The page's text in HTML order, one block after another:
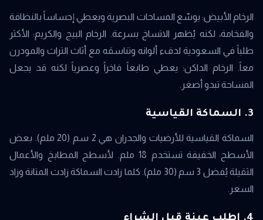
الرخام الأبيض: يوسّع المساحات البصرية ويعطي إحساساً بالنظافة
والفخامة، لكنه يُظهر الاتساخ بسرعة. الرخام البيج والكريم: الأكثر
طلباً في السعودية لدفء ألوانه وتناسقه مع أثاث التراث والمودرن
معاً. الرخام الداكن: يعطي طابعاً فاخراً وعصرياً لكنه قد يجعل
المساحة تبدو أصغر.
3. السماكة القياسية
السماكة القياسية للأرضيات والجدران هي 2 سم (20 ملم). بعض
الأسطح الخفيفة تستخدم 18 ملم. لأسطح المطابخ والأعمال
الثقيلة يُفضل 3 سم (30 ملم). كلما زادت السماكة زادت المتانة وزاد
السعر.